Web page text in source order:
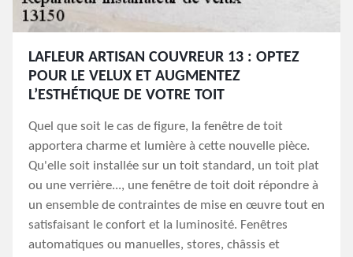
LAFLEUR ARTISAN COUVREUR 13 : OPTEZ
POUR LE VELUX ET AUGMENTEZ
L’ESTHÉTIQUE DE VOTRE TOIT
Quel que soit le cas de figure, la fenêtre de toit
apportera charme et lumière à cette nouvelle pièce.
Qu'elle soit installée sur un toit standard, un toit plat
ou une verrière..., une fenêtre de toit doit répondre à
un ensemble de contraintes de mise en œuvre tout en
satisfaisant le confort et la luminosité. Fenêtres
automatiques ou manuelles, stores, châssis et